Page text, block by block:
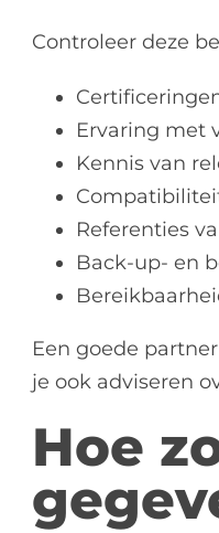
Controleer deze
Ervaring met
Kennis van
Referenties
Back-up- en
Een goede
je ook adviseren
Hoe